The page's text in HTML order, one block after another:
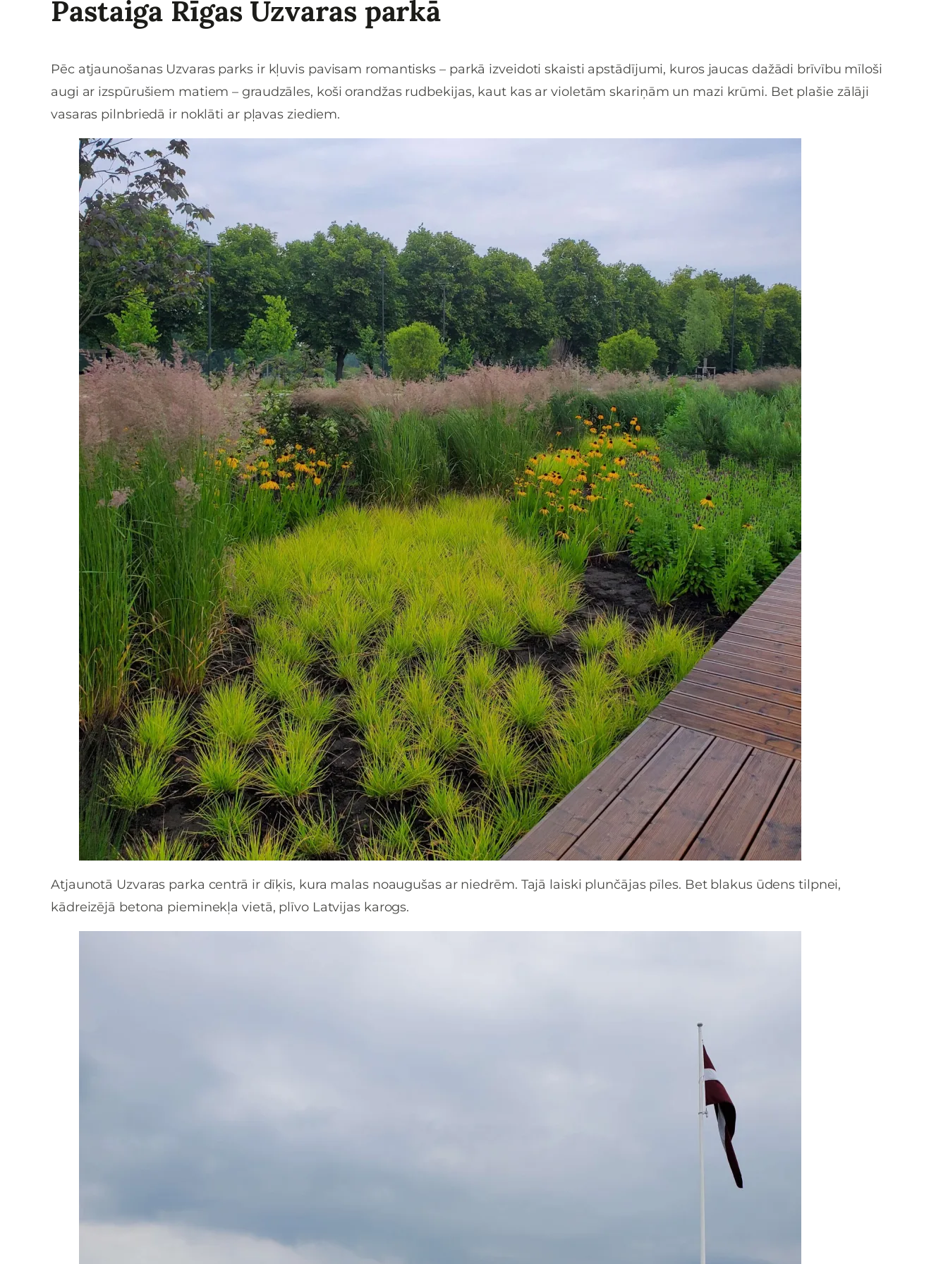
Pastaiga Rīgas Uzvaras parkā
Pēc atjaunošanas Uzvaras parks ir kļuvis pavisam romantisks – parkā izveidoti skaisti apstādījumi, kuros jaucas dažādi brīvību mīloši
augi ar izspūrušiem matiem – graudzāles, koši orandžas rudbekijas, kaut kas ar violetām skariņām un mazi krūmi. Bet plašie zālāji
vasaras pilnbriedā ir noklāti ar pļavas ziediem.
Atjaunotā Uzvaras parka centrā ir dīķis, kura malas noaugušas ar niedrēm. Tajā laiski plunčājas pīles. Bet blakus ūdens tilpnei,
kādreizējā betona pieminekļa vietā, plīvo Latvijas karogs.